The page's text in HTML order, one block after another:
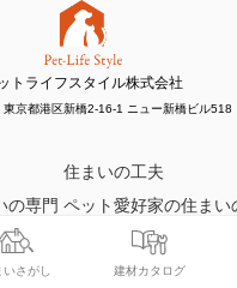
トライフスタイル株式会社
京都港区新橋2-16-1 ニュー新橋ビル518
住まいの工夫
の専門 ペット愛好家の住まい
会員登録・ログイン
さがし 建材カタログ